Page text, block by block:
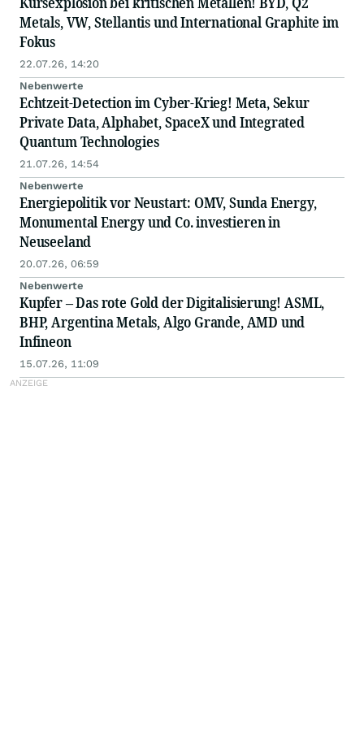
Metals, VW, Stellantis und International Graphite im
Fokus
22.07.26, 14:20
Nebenwerte
Echtzeit-Detection im Cyber-Krieg! Meta, Sekur
Private Data, Alphabet, SpaceX und Integrated
Quantum Technologies
21.07.26, 14:54
Nebenwerte
Energiepolitik vor Neustart: OMV, Sunda Energy,
Monumental Energy und Co. investieren in
Neuseeland
20.07.26, 06:59
Nebenwerte
Kupfer – Das rote Gold der Digitalisierung! ASML,
BHP, Argentina Metals, Algo Grande, AMD und
Infineon
15.07.26, 11:09